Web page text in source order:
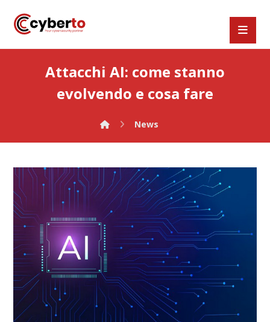
Attacchi AI: come stanno
evolvendo e cosa fare
News